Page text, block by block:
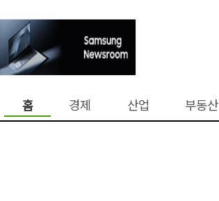
홈 경제 산업 부동산